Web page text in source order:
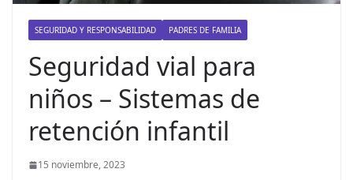
i
a
d
V
i
a
SEGURIDAD Y RESPONSABILIDAD PADRES DE FAMILIA
Seguridad vial para
niños – Sistemas de
retención infantil
15 noviembre, 2023